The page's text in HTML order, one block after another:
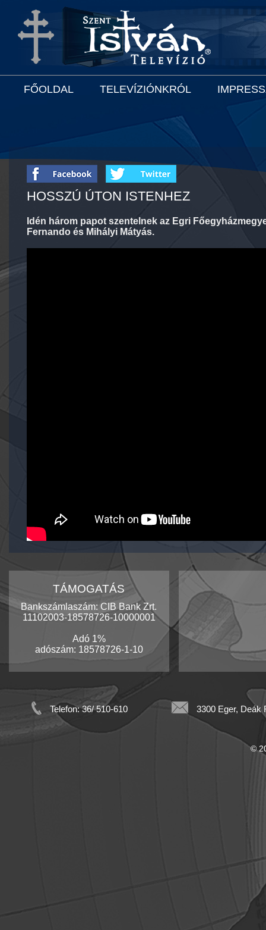
FŐOLDAL TELEVÍZIÓNKRÓL
HOSSZÚ ÚTON ISTENHEZ
Idén három papot szentelnek az Egri
Fernando és Mihályi Mátyás.
TÁMOGATÁS
Bankszámlaszám: CIB Bank Zrt.
11102003-18578726-10000001
Adó 1%
adószám: 18578726-1-10
Telefon: 36/ 510-610 3300 Eger, Deák
©